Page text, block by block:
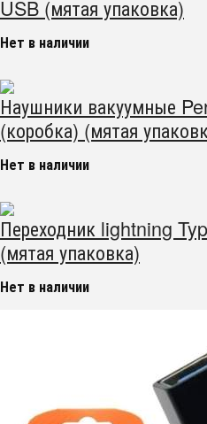
USB (мятая упаковка)
Нет в наличии
Наушники вакуумные
(коробка) (мятая
Нет в наличии
Переходник lightning
(мятая упаковка)
Нет в наличии